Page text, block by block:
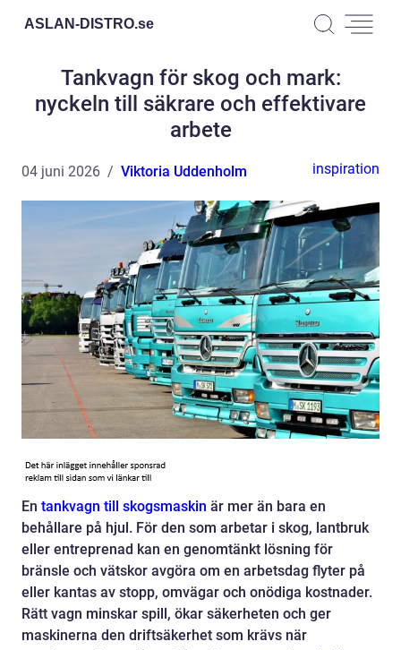
ASLAN-DISTRO.se
Tankvagn för skog och mark:
nyckeln till säkrare och effektivare
arbete
04 juni 2026 Viktoria Uddenholm inspiration
En tankvagn till skogsmaskin är mer än bara en
behållare på hjul. För den som arbetar i skog, lantbruk
eller entreprenad kan en genomtänkt lösning för
bränsle och vätskor avgöra om en arbetsdag flyter på
eller kantas av stopp, omvägar och onödiga kostnader.
Rätt vagn minskar spill, ökar säkerheten och ger
maskinerna den driftsäkerhet som krävs när